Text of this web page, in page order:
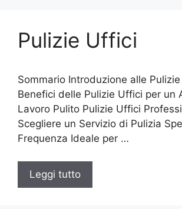
Pulizie Uffici
Sommario Introduzione alle
Benefici delle Pulizie Uffici per un
Lavoro Pulito Pulizie Uffici
Scegliere un Servizio di Pulizia
Frequenza Ideale per …
Leggi tutto